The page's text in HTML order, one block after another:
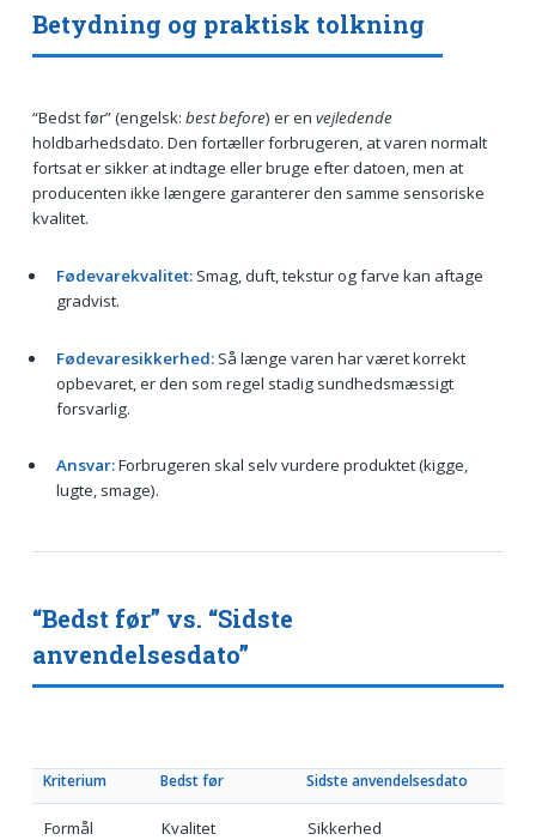
Betydning og praktisk tolkning
“Bedst før” (engelsk: best before) er en vejledende
holdbarhedsdato. Den fortæller forbrugeren, at varen normalt
fortsat er sikker at indtage eller bruge efter datoen, men at
producenten ikke længere garanterer den samme sensoriske
kvalitet.
Fødevarekvalitet:Smag, duft, tekstur og farve kan aftage
gradvist.
Fødevaresikkerhed:Så længe varen har været korrekt
opbevaret, er den som regel stadig sundhedsmæssigt
forsvarlig.
Ansvar:Forbrugeren skal selv vurdere produktet (kigge,
lugte, smage).
“Bedst før” vs. “Sidste
anvendelsesdato”
Kriterium Bedst før Sidste anvendelsesdato
Formål Kvalitet Sikkerhed